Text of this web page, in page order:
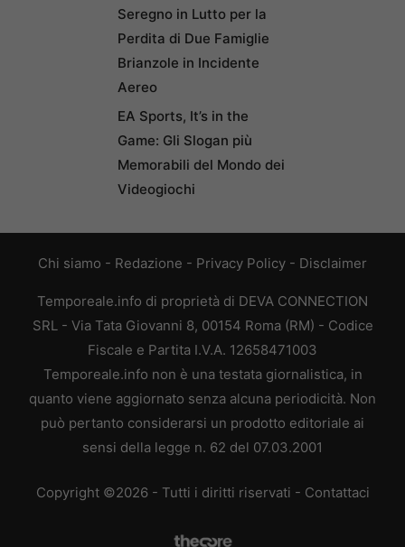
Seregno in Lutto per la
Perdita di Due Famiglie
Brianzole in Incidente
Aereo
EA Sports, It’s in the
Game: Gli Slogan più
Memorabili del Mondo dei
Videogiochi
Chi siamo - Redazione - Privacy Policy - Disclaimer
Temporeale.info di proprietà di DEVA CONNECTION
SRL - Via Tata Giovanni 8, 00154 Roma (RM) - Codice
Fiscale e Partita I.V.A. 12658471003
Temporeale.info non è una testata giornalistica, in
quanto viene aggiornato senza alcuna periodicità. Non
può pertanto considerarsi un prodotto editoriale ai
sensi della legge n. 62 del 07.03.2001
Copyright ©2026 - Tutti i diritti riservati - Contattaci